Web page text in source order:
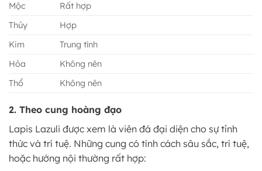
Mộc
Rất hợp
Thủy
Hợp
Kim
Trung tính
Hỏa
Không nên
Thổ
Không nên
2. Theo cung hoàng đạo
Lapis Lazuli được xem là viên đá đại diện cho sự tỉnh
thức và trí tuệ. Những cung có tính cách sâu sắc, trí tuệ,
hoặc hướng nội thường rất hợp: